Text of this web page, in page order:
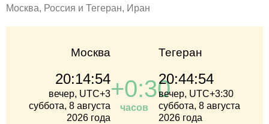
Москва, Россия и Тегеран, Иран
Москва Тегеран
20:14:54
вечер, UTC+3
суббота, 8 августа
2026 года
+0:30
часов
20:44:54
вечер, UTC+3:30
суббота, 8 августа
2026 года